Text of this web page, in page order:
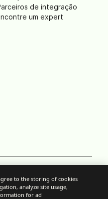
de integração
um expert
to the storing of cookies
analyze site usage,
for ad